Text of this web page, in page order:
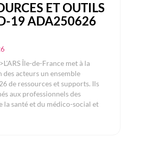
ET OUTILS
19 ADA250626
Île-de-France met à la
acteurs un ensemble
de ressources et supports. Ils
aux professionnels des
la santé et du médico-social et